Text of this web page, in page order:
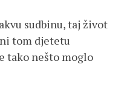
sudbinu, taj život
tom djetetu
tako nešto moglo